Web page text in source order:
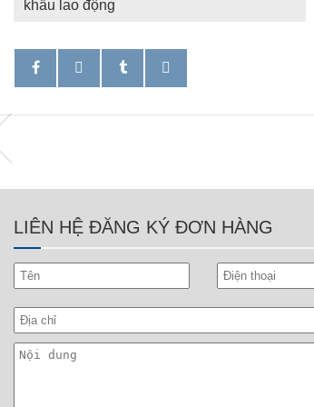
khẩu lao động
LIÊN HỆ ĐĂNG KÝ ĐƠN HÀNG